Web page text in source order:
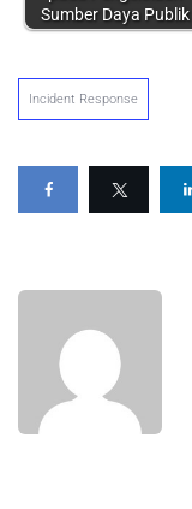
Sumber Daya Publik
Incident Response